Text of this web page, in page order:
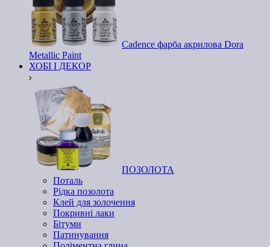
Cadence фарба акрилова Dora
Metallic Paint
ХОБІ І ДЕКОР
ПОЗОЛОТА
Поталь
Рідка позолота
Клей для золочення
Покривні лаки
Бітуми
Патинування